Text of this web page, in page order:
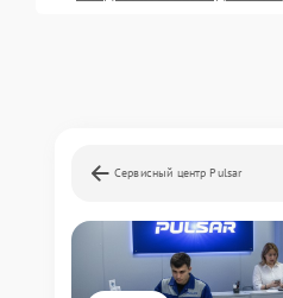
Сервисный центр Pulsar